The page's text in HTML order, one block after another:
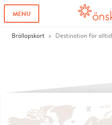
MENU
Bröllopskort Destination för alltid